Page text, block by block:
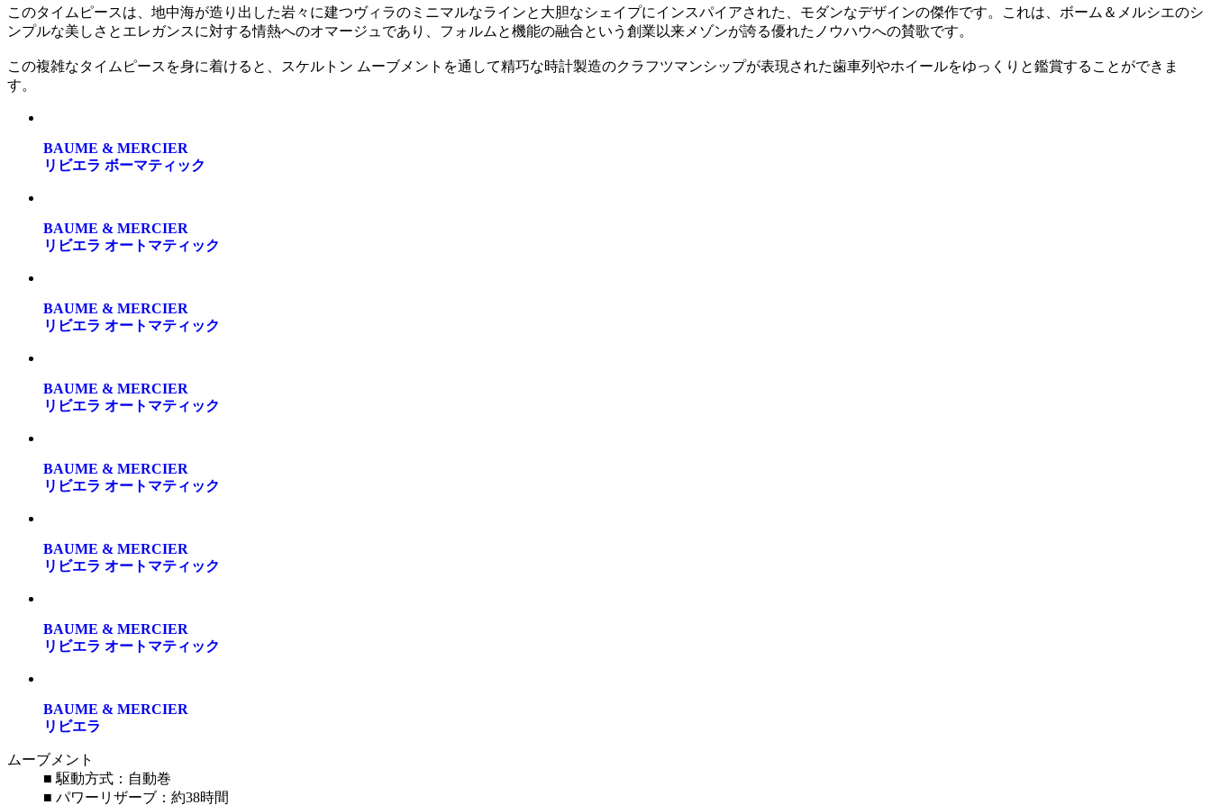
このタイムピースは、地中海が造り出した岩々に建つヴィラのミニマルなラインと大胆なシェイプにインスパイアされた、モダンなデザインの傑作です。これは、ボーム＆メルシエのシ
ンプルな美しさとエレガンスに対する情熱へのオマージュであり、フォルムと機能の融合という創業以来メゾンが誇る優れたノウハウへの賛歌です。
この複雑なタイムピースを身に着けると、スケルトン ムーブメントを通して精巧な時計製造のクラフツマンシップが表現された歯車列やホイールをゆっくりと鑑賞することができま
す。
BAUME & MERCIER
リビエラ ボーマティック
BAUME & MERCIER
リビエラ オートマティック
BAUME & MERCIER
リビエラ オートマティック
BAUME & MERCIER
リビエラ オートマティック
BAUME & MERCIER
リビエラ オートマティック
BAUME & MERCIER
リビエラ オートマティック
BAUME & MERCIER
リビエラ オートマティック
BAUME & MERCIER
リビエラ
ムーブメント
■ 駆動方式：自動巻
■ パワーリザーブ：約38時間